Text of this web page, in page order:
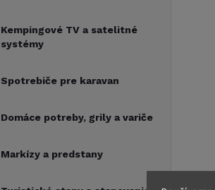
Kempingové TV a satelitné
systémy
Spotrebiče pre karavan
Domáce potreby, grily a variče
Markízy a predstany